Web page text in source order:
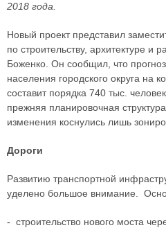
2018 года.
Новый проект представил
по строительству, архитектуре и
Боженко. Он сообщил, что
населения городского округа на
составит порядка 740 тыс.
прежняя планировочная структура
изменения коснулись лишь
Дороги
Развитию транспортной
уделено большое внимание.
- строительство нового моста